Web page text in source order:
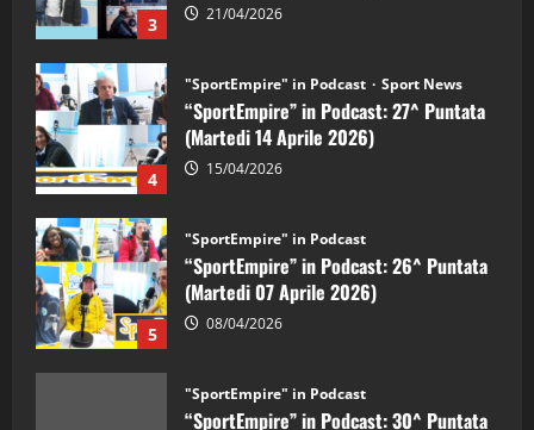
3 21/04/2026
4
"SportEmpire" in Podcast Sport News
“SportEmpire” in Podcast: 27^ Puntata
(Martedi 14 Aprile 2026)
15/04/2026
5
"SportEmpire" in Podcast
“SportEmpire” in Podcast: 26^ Puntata
(Martedi 07 Aprile 2026)
08/04/2026
"SportEmpire" in Podcast
“SportEmpire” in Podcast: 30^ Puntata